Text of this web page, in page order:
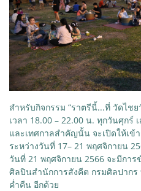
สำหรับกิจกรรม “ราตรีนี้...ที่ วัดไช
เวลา 18.00 – 22.00 น. ทุกวันศุกร์
และเทศกาลสำคัญนั้น จะเปิดให้เข้
ระหว่างวันที่ 17– 21 พฤศจิกายน
วันที่ 21 พฤศจิกายน 2566 จะมีกา
ศิลปินสำนักการสังคีต กรมศิลปาก
ค่ำคืน อีกด้วย